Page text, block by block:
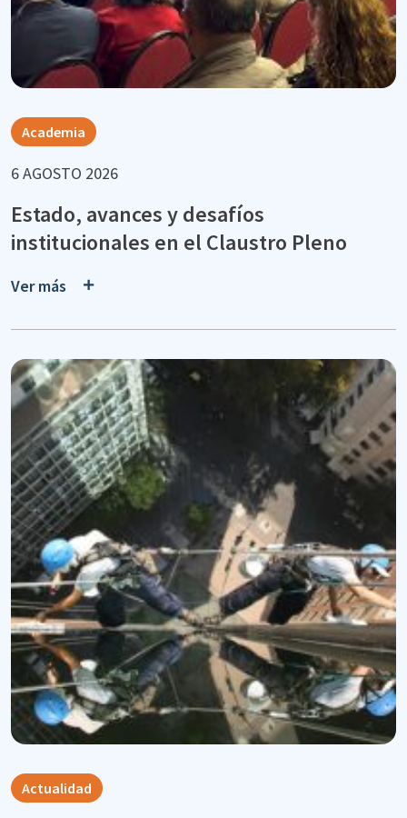
Academia
6 AGOSTO 2026
Estado, avances y desafíos
institucionales en el Claustro Pleno
Ver más
Actualidad